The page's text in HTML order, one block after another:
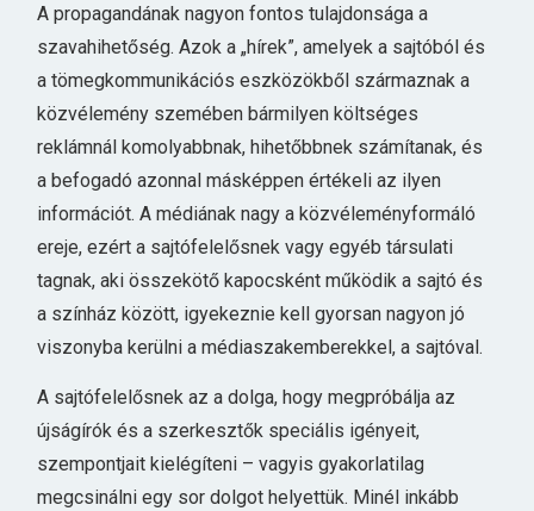
A propagandának nagyon fontos tulajdonsága a
szavahihetőség. Azok a „hírek”, amelyek a sajtóból és
a tömegkommunikációs eszközökből származnak a
közvélemény szemében bármilyen költséges
reklámnál komolyabbnak, hihetőbbnek számítanak, és
a befogadó azonnal másképpen értékeli az ilyen
információt. A médiának nagy a közvéleményformáló
ereje, ezért a sajtófelelősnek vagy egyéb társulati
tagnak, aki összekötő kapocsként működik a sajtó és
a színház között, igyekeznie kell gyorsan nagyon jó
viszonyba kerülni a médiaszakemberekkel, a sajtóval.
A sajtófelelősnek az a dolga, hogy megpróbálja az
újságírók és a szerkesztők speciális igényeit,
szempontjait kielégíteni – vagyis gyakorlatilag
megcsinálni egy sor dolgot helyettük. Minél inkább